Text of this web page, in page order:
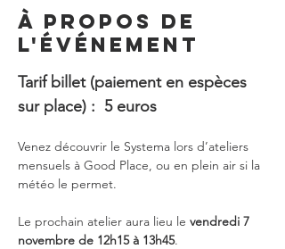
À propos de
l'événement
Tarif billet (paiement en espèces
sur place) :  5 euros
Venez découvrir le Systema lors d’ateliers
mensuels à Good Place, ou en plein air si la
météo le permet.
Le prochain atelier aura lieu le vendredi 7
novembre de 12h15 à 13h45.